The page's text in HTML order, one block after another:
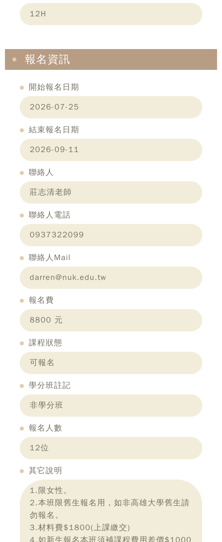
12H
報名資訊
開始報名日期
2026-07-25
結束報名日期
2026-09-11
聯絡人
莊志清老師
聯絡人電話
0937322099
聯絡人Mail
darren@nuk.edu.tw
報名費
8800 元
課程狀態
可報名
學分班註記
非學分班
報名人數
12位
其它說明
1.限女性。
2.本班限舊生報名用，如非高雄大學舊生請
勿報名。
3.材料費$1800(上課繳交)